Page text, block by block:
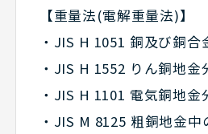
【重量法(電解重量法)】
・JIS H 1051 銅及び銅
・JIS H 1552 りん銅地金
・JIS H 1101 電気銅地金
・JIS M 8125 粗銅地金